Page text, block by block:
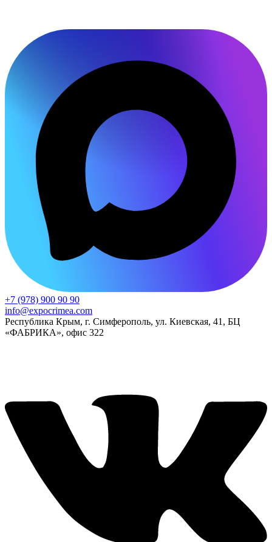
+7 (978) 900 90 90
info@expocrimea.com
Республика Крым, г. Симферополь, ул. Киевская, 41, БЦ
«ФАБРИКА», офис 322